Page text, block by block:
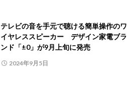
テレビの音を手元で聴ける簡単操作のワ
イヤレススピーカー デザイン家電ブラ
ンド「±0」が9月上旬に発売
2024年9月5日